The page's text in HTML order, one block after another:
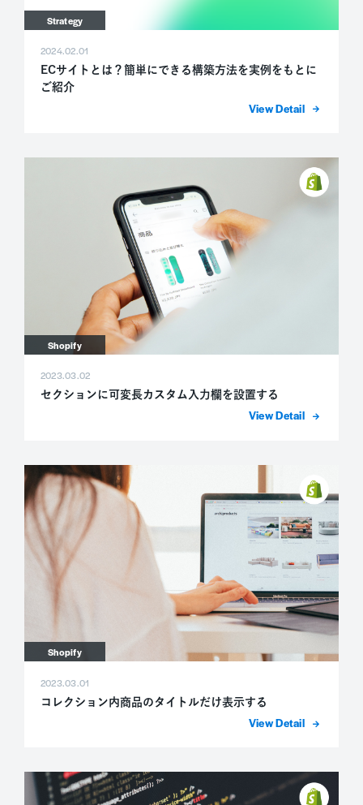
Strategy
2024.02.01
ECサイトとは？簡単にできる構築方法を実例をもとに
ご紹介
詳細を表示
Shopify
2023.03.02
セクションに可変長カスタム入力欄を設置する
詳細を表示
Shopify
2023.03.01
コレクション内商品のタイトルだけ表示する
詳細を表示